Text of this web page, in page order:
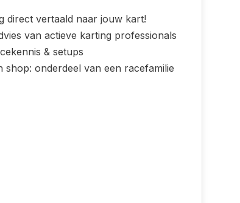
direct vertaald naar jouw kart!
van actieve karting professionals
& setups
shop: onderdeel van een racefamilie